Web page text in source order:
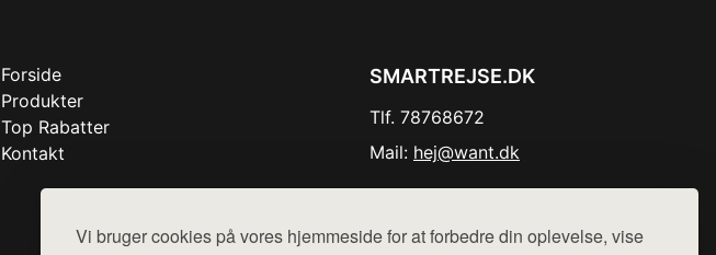
Vi bruger cookies på vores hjemmeside for at forbedre din oplevelse, vise
Forside
Produkter
Top Rabatter
Kontakt
SMARTREJSE.DK
Tlf. 78768672
Mail: hej@want.dk